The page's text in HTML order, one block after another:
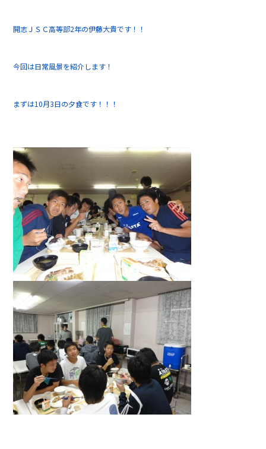
開志ＪＳＣ高等部2年の伊藤大貴です！！
今回は日常風景を紹介します！
まずは10月3日の夕食です！！！